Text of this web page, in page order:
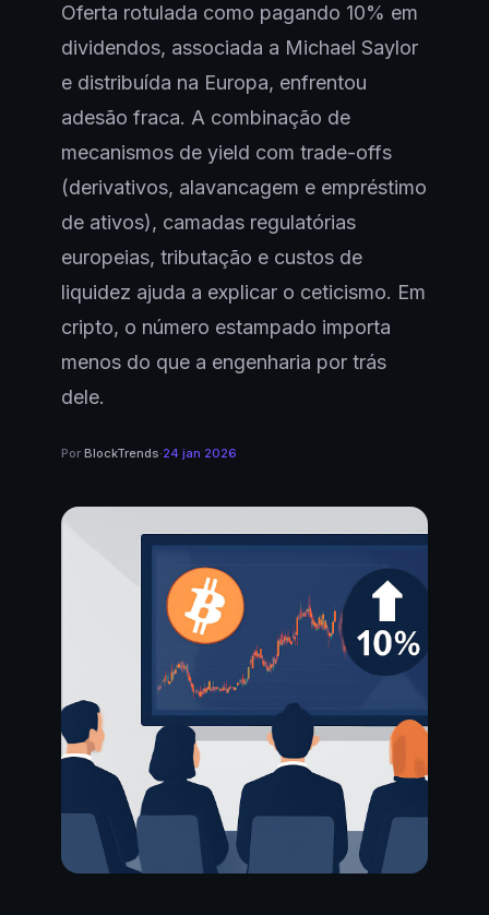
Oferta rotulada como pagando 10% em
dividendos, associada a Michael Saylor
e distribuída na Europa, enfrentou
adesão fraca. A combinação de
mecanismos de yield com trade-offs
(derivativos, alavancagem e empréstimo
de ativos), camadas regulatórias
europeias, tributação e custos de
liquidez ajuda a explicar o ceticismo. Em
cripto, o número estampado importa
menos do que a engenharia por trás
dele.
Por BlockTrends·24 jan 2026